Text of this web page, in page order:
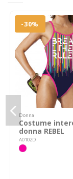
-30%
Donna
Costume
donna REBEL
A0102D